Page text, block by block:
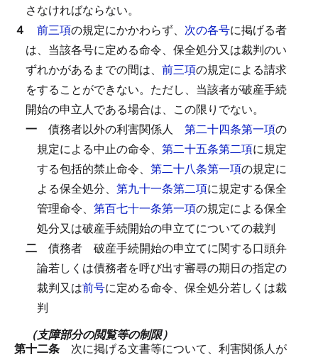
さなければならない。
４ 前三項の規定にかかわらず、 次の各号に掲げる者
は、当該各号に定める命令、保全処分又は裁判のい
ずれかがあるまでの間は、 前三項の規定による請求
をすることができない。 ただし、当該者が破産手続
開始の申立人である場合は、この限りでない。
一 債務者以外の利害関係人 第二十四条第一項の
規定による中止の命令、 第二十五条第二項に規定
する包括的禁止命令、 第二十八条第一項の規定に
よる保全処分、 第九十一条第二項に規定する保全
管理命令、 第百七十一条第一項の規定による保全
処分又は破産手続開始の申立てについての裁判
二 債務者
破産手続開始の申立てに関する口頭弁
論若しくは債務者を呼び出す審尋の期日の指定の
裁判又は前号に定める命令、保全処分若しくは裁
判
（支障部分の閲覧等の制限）
第十二条 次に掲げる文書等について、利害関係人が